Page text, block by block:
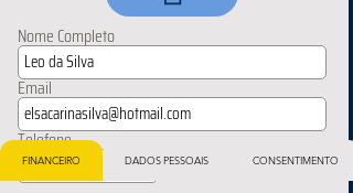
Nome Completo
Email
Telefone
FINANCEIRO DADOS PESSOAIS CONSENTIMENTO